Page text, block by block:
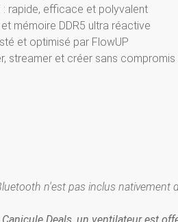
: rapide, efficace et polyvalent
mémoire DDR5 ultra réactive
et optimisé par FlowUP
streamer et créer sans compromis
n'est pas inclus nativement